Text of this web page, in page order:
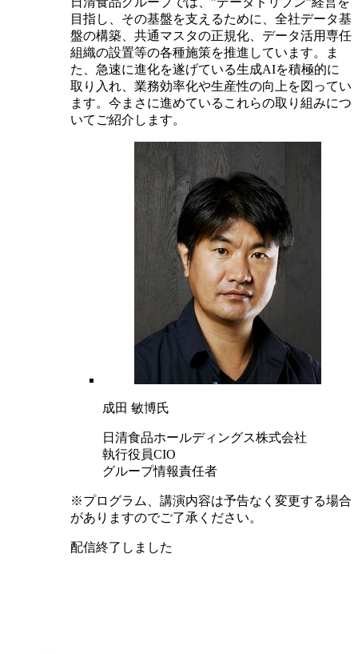
目指し、その基盤を支えるために、全社データ基
盤の構築、共通マスタの正規化、データ活用専任
組織の設置等の各種施策を推進しています。ま
た、急速に進化を遂げている生成AIを積極的に
取り入れ、業務効率化や生産性の向上を図ってい
ます。今まさに進めているこれらの取り組みにつ
いてご紹介します。
成田 敏博氏
日清食品ホールディングス株式会社
執行役員CIO
グループ情報責任者
※プログラム、講演内容は予告なく変更する場合
がありますのでご了承ください。
配信終了しました